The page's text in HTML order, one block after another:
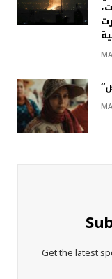
Get the latest